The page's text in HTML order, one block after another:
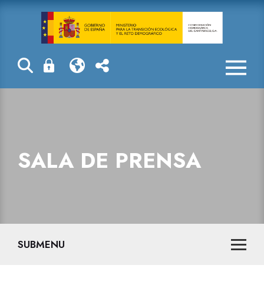
Sala de prensa
SALA DE PRENSA
SUBMENU